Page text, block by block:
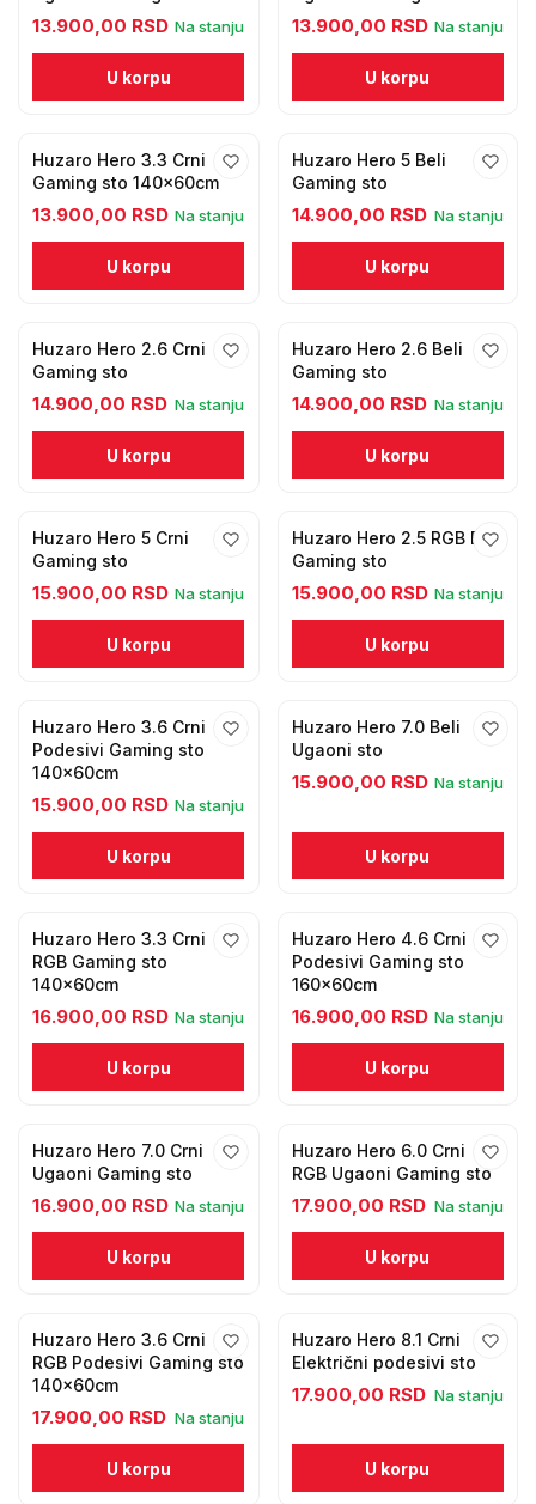
13.900,00 RSD Na stanju
U korpu
13.900,00 RSD Na stanju
U korpu
Huzaro Hero 3.3 Crni
Gaming sto 140x60cm
13.900,00 RSD Na stanju
U korpu
Huzaro Hero 5 Beli
Gaming sto
14.900,00 RSD Na stanju
U korpu
Huzaro Hero 2.6 Crni
Gaming sto
14.900,00 RSD Na stanju
U korpu
Huzaro Hero 2.6 Beli
Gaming sto
14.900,00 RSD Na stanju
U korpu
Huzaro Hero 5 Crni
Gaming sto
15.900,00 RSD Na stanju
U korpu
Huzaro Hero 2.5 RGB Beli
Gaming sto
15.900,00 RSD Na stanju
U korpu
Huzaro Hero 3.6 Crni
Podesivi Gaming sto
140x60cm
15.900,00 RSD Na stanju
U korpu
Huzaro Hero 7.0 Beli
Ugaoni sto
15.900,00 RSD Na stanju
U korpu
Huzaro Hero 3.3 Crni
RGB Gaming sto
140x60cm
16.900,00 RSD Na stanju
U korpu
Huzaro Hero 4.6 Crni
Podesivi Gaming sto
160x60cm
16.900,00 RSD Na stanju
U korpu
Huzaro Hero 7.0 Crni
Ugaoni Gaming sto
16.900,00 RSD Na stanju
U korpu
Huzaro Hero 6.0 Crni
RGB Ugaoni Gaming sto
17.900,00 RSD Na stanju
U korpu
Huzaro Hero 3.6 Crni
RGB Podesivi Gaming sto
140x60cm
17.900,00 RSD Na stanju
U korpu
Huzaro Hero 8.1 Crni
Električni podesivi sto
17.900,00 RSD Na stanju
U korpu